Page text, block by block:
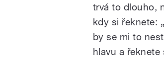
trvá to dlouho,
kdy si řeknete:
by se mi to
hlavu a řeknete